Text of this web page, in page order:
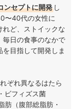
ンセプトに開発 し
〜40代の女性に
れど、ストイックな
毎日の食事のなかで
目指して開発しま
ぞれ異なるはたら
ビフィズス菌
肪（腹部総脂肪・